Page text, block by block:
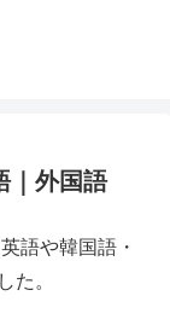
｜外国語
語や韓国語・
た。